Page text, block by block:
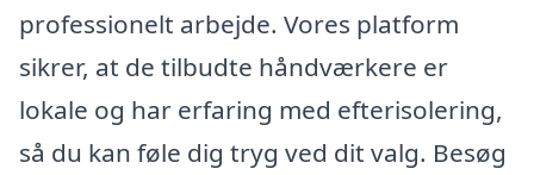
professionelt arbejde. Vores platform
sikrer, at de tilbudte håndværkere er
lokale og har erfaring med efterisolering,
så du kan føle dig tryg ved dit valg. Besøg